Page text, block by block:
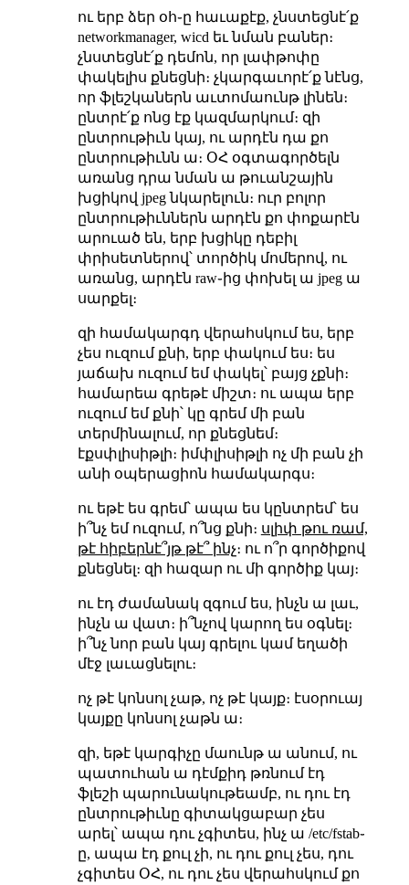
ու երբ ձեր օհ֊ը հաւաքէք, չնստեցնէ՛ք
networkmanager, wicd եւ նման բաներ։
չնստեցնէ՛ք դեմոն, որ լափթոփը
փակելիս քնեցնի։ չկարգաւորէ՛ք նէնց,
որ ֆլեշկաներն աւտոմաունթ լինեն։
ընտրէ՛ք ոնց էք կազմարկում։ զի
ընտրութիւն կայ, ու արդէն դա քո
ընտրութիւնն ա։ ՕՀ օգտագործելն
առանց դրա նման ա թուանշային
խցիկով jpeg նկարելուն։ ուր բոլոր
ընտրութիւններն արդէն քո փոքարէն
արուած են, երբ խցիկը դեբիլ
փրիսետներով՝ տործիկ մոմերով, ու
առանց, արդէն raw֊ից փոխել ա jpeg ա
սարքել։
զի համակարգդ վերահսկում ես, երբ
չես ուզում քնի, երբ փակում ես։ ես
յաճախ ուզում եմ փակել՝ բայց չքնի։
համարեա գրեթէ միշտ։ ու ապա երբ
ուզում եմ քնի՝ կը գրեմ մի բան
տերմինալում, որ քնեցնեմ։
էքսփլիսիթլի։ իմփլիսիթլի ոչ մի բան չի
անի օպերացիոն համակարգս։
ու եթէ ես գրեմ՝ ապա ես կընտրեմ՝ ես
ի՞նչ եմ ուզում, ո՞նց քնի։ սլիփ թու ռամ,
թէ հիբերնէ՞յթ թէ՞ ինչ։ ու ո՞ր գործիքով
քնեցնել։ զի հազար ու մի գործիք կայ։
ու էդ ժամանակ զգում ես, ինչն ա լաւ,
ինչն ա վատ։ ի՞նչով կարող ես օգնել։
ի՞նչ նոր բան կայ գրելու կամ եղածի
մէջ լաւացնելու։
ոչ թէ կոնսոլ չաթ, ոչ թէ կայք։ էսօրուայ
կայքը կոնսոլ չաթն ա։
զի, եթէ կարգիչը մաունթ ա անում, ու
պատուհան ա դէմքիդ թռնում էդ
ֆլեշի պարունակութեամբ, ու դու էդ
ընտրութիւնը գիտակցաբար չես
արել՝ ապա դու չգիտես, ինչ ա /etc/fstab֊
ը, ապա էդ քուլ չի, ու դու քուլ չես, դու
չգիտես ՕՀ, ու դու չես վերահսկում քո